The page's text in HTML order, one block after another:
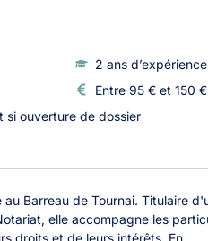
2 ans d’expérience
Entre 95 € et 150
si ouverture de dossier
Barreau de Tournai. Titulaire
elle accompagne les
droits et de leurs intérêts. En...